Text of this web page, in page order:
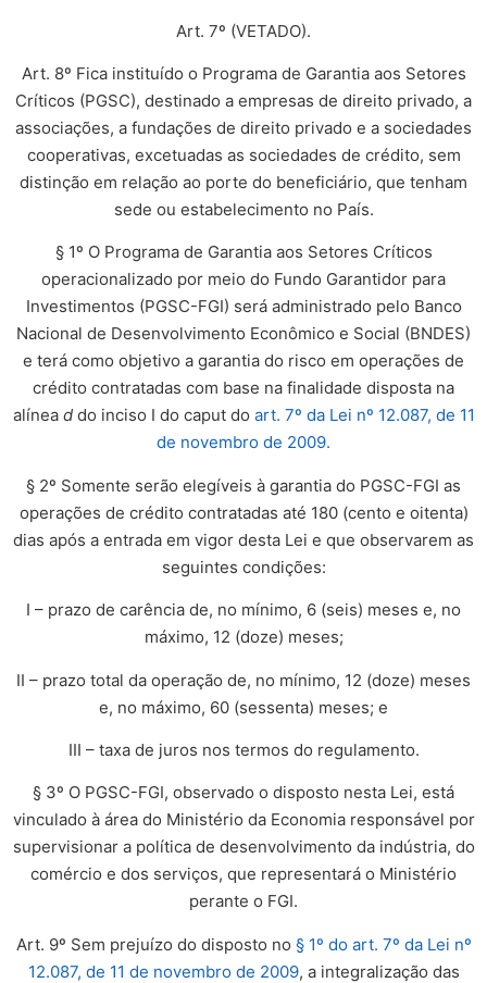
Art. 7º (VETADO).
Art. 8º Fica instituído o Programa de Garantia aos Setores
Críticos (PGSC), destinado a empresas de direito privado, a
associações, a fundações de direito privado e a sociedades
cooperativas, excetuadas as sociedades de crédito, sem
distinção em relação ao porte do beneficiário, que tenham
sede ou estabelecimento no País.
§ 1º O Programa de Garantia aos Setores Críticos
operacionalizado por meio do Fundo Garantidor para
Investimentos (PGSC-FGI) será administrado pelo Banco
Nacional de Desenvolvimento Econômico e Social (BNDES)
e terá como objetivo a garantia do risco em operações de
crédito contratadas com base na finalidade disposta na
alínea ddo inciso I do caput do art. 7º da Lei nº 12.087, de 11
de novembro de 2009.
§ 2º Somente serão elegíveis à garantia do PGSC-FGI as
operações de crédito contratadas até 180 (cento e oitenta)
dias após a entrada em vigor desta Lei e que observarem as
seguintes condições:
I – prazo de carência de, no mínimo, 6 (seis) meses e, no
máximo, 12 (doze) meses;
II – prazo total da operação de, no mínimo, 12 (doze) meses
e, no máximo, 60 (sessenta) meses; e
III – taxa de juros nos termos do regulamento.
§ 3º O PGSC-FGI, observado o disposto nesta Lei, está
vinculado à área do Ministério da Economia responsável por
supervisionar a política de desenvolvimento da indústria, do
comércio e dos serviços, que representará o Ministério
perante o FGI.
Art. 9º Sem prejuízo do disposto no § 1º do art. 7º da Lei nº
12.087, de 11 de novembro de 2009, a integralização das